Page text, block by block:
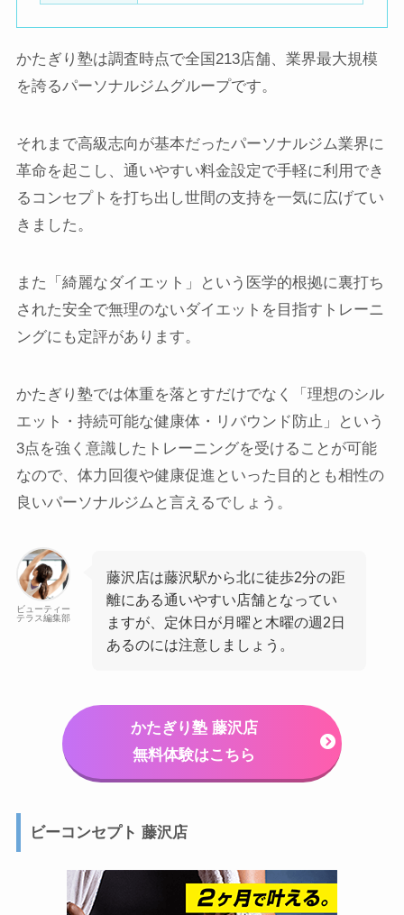
かたぎり塾は調査時点で全国213店舗、業界最大規模
を誇るパーソナルジムグループです。
それまで高級志向が基本だったパーソナルジム業界に
革命を起こし、通いやすい料金設定で手軽に利用でき
るコンセプトを打ち出し世間の支持を一気に広げてい
きました。
また「綺麗なダイエット」という医学的根拠に裏打ち
された安全で無理のないダイエットを目指すトレーニ
ングにも定評があります。
かたぎり塾では体重を落とすだけでなく「理想のシル
エット・持続可能な健康体・リバウンド防止」という
3点を強く意識したトレーニングを受けることが可能
なので、体力回復や健康促進といった目的とも相性の
良いパーソナルジムと言えるでしょう。
ビューティー
テラス編集部
藤沢店は藤沢駅から北に徒歩2分の距
離にある通いやすい店舗となってい
ますが、定休日が月曜と木曜の週2日
あるのには注意しましょう。
かたぎり塾 藤沢店
無料体験はこちら
ビーコンセプト 藤沢店